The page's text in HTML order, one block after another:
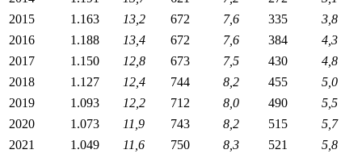
2015
1.163 13,2 672 7,6 335
3,8
2016
1.188 13,4 672 7,6 384
4,3
2017
1.150 12,8 673 7,5 430
4,8
2018
1.127 12,4 744 8,2 455
5,0
2019
1.093 12,2 712 8,0 490
5,5
2020
1.073 11,9 743 8,2 515
5,7
2021
1.049 11,6 750 8,3 521
5,8